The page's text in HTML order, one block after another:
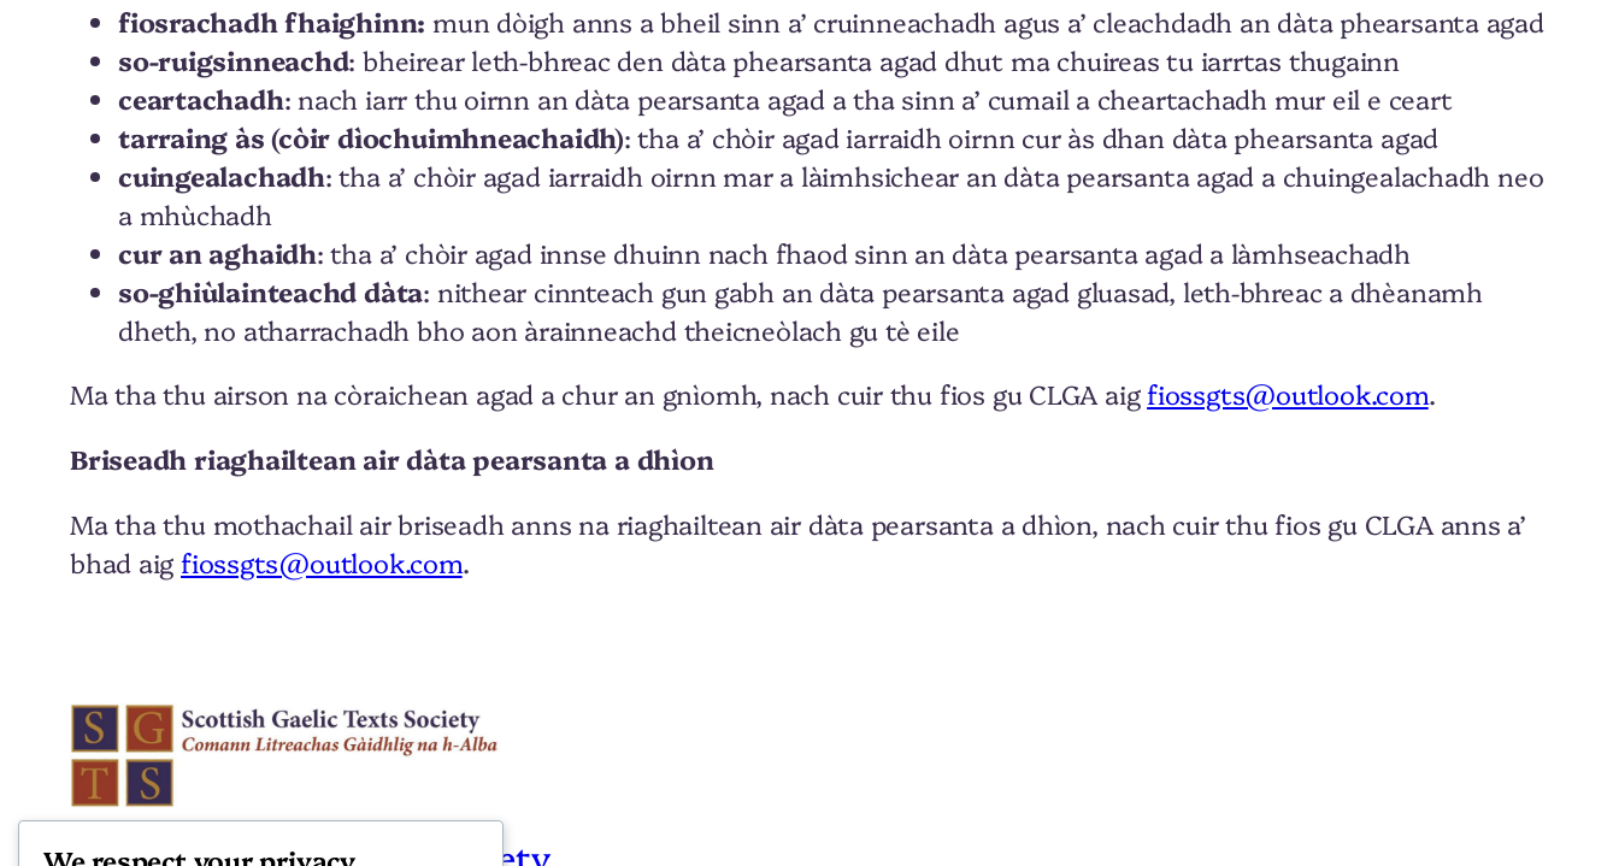
fiosrachadh fhaighinn: mun dòigh anns a bheil sinn a’ cruinneachadh agus a’ cleachdadh an dàta phearsanta agad
so-ruigsinneachd: bheirear leth-bhreac den dàta phearsanta agad dhut ma chuireas tu iarrtas thugainn
ceartachadh: nach iarr thu oirnn an dàta pearsanta agad a tha sinn a’ cumail a cheartachadh mur eil e ceart
tarraing às (còir dìochuimhneachaidh): tha a’ chòir agad iarraidh oirnn cur às dhan dàta phearsanta agad
cuingealachadh: tha a’ chòir agad iarraidh oirnn mar a làimhsichear an dàta pearsanta agad a chuingealachadh neo
a mhùchadh
cur an aghaidh: tha a’ chòir agad innse dhuinn nach fhaod sinn an dàta pearsanta agad a làmhseachadh
so-ghiùlainteachd dàta: nithear cinnteach gun gabh an dàta pearsanta agad gluasad, leth-bhreac a dhèanamh
dheth, no atharrachadh bho aon àrainneachd theicneòlach gu tè eile
Ma tha thu airson na còraichean agad a chur an gnìomh, nach cuir thu fios gu CLGA aigfiossgts@outlook.com.
Briseadh riaghailtean air dàta pearsanta a dhìon
Ma tha thu mothachail air briseadh anns na riaghailtean air dàta pearsanta a dhìon, nach cuir thu fios gu CLGA anns a’
bhad aigfiossgts@outlook.com.
Scottish Gaelic Texts Society